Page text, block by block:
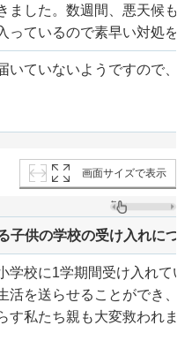
ました。数週間、悪天候も
っているので素早い対処を
いていないようですので、
画面サイズで表示
子供の学校の受け入れにつ
学校に1学期間受け入れて
活を送らせることができ、
す私たち親も大変救われま